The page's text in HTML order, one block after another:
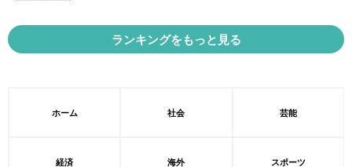
ランキングをもっと見る
ホーム 社会 芸能
経済 海外 スポーツ